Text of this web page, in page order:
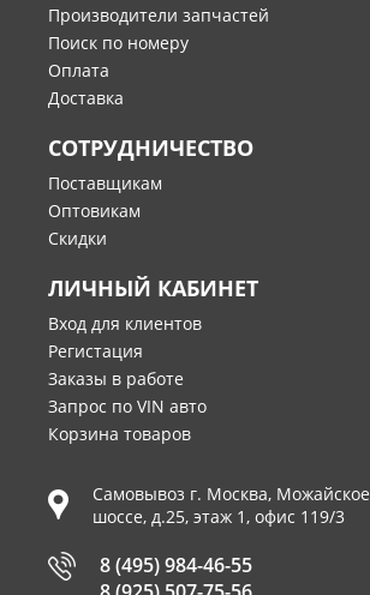
Производители запчастей
Поиск по номеру
Оплата
Доставка
СОТРУДНИЧЕСТВО
Поставщикам
Оптовикам
Скидки
ЛИЧНЫЙ КАБИНЕТ
Вход для клиентов
Регистация
Заказы в работе
Запрос по VIN авто
Корзина товаров
Самовывоз г. Москва, Можайское
шоссе, д.25, этаж 1, офис 119/3
8 (495) 984-46-55